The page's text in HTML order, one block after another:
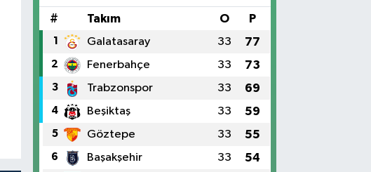
# Takım O P
1 Galatasaray 33 77
2 Fenerbahçe 33 73
3 Trabzonspor 33 69
4 Beşiktaş 33 59
5 Göztepe 33 55
6 Başakşehir 33 54